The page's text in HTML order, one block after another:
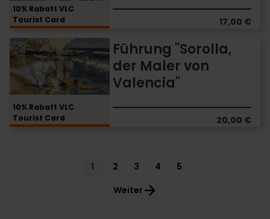
10% Rabatt VLC
Tourist Card
17,00 €
10% Rabatt VLC
Tourist Card
Führung "Sorolla,
der Maler von
Valencia"
20,00 €
Führung
"Sorolla,
der
Maler
von
Valencia"
Current
1 Page
2 Page
3 Page
4 Page
5
Weiter